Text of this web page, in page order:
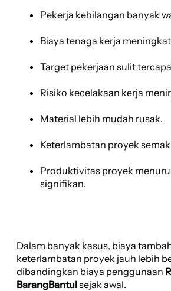
Pekerja kehilangan banyak
Biaya tenaga kerja
Target pekerjaan sulit
Risiko kecelakaan kerja
Material lebih mudah rusak.
Keterlambatan proyek
Produktivitas proyek
signifikan.
Dalam banyak kasus, biaya
keterlambatan proyek jauh lebih
dibandingkan biaya penggunaan
BarangBantulsejak awal.